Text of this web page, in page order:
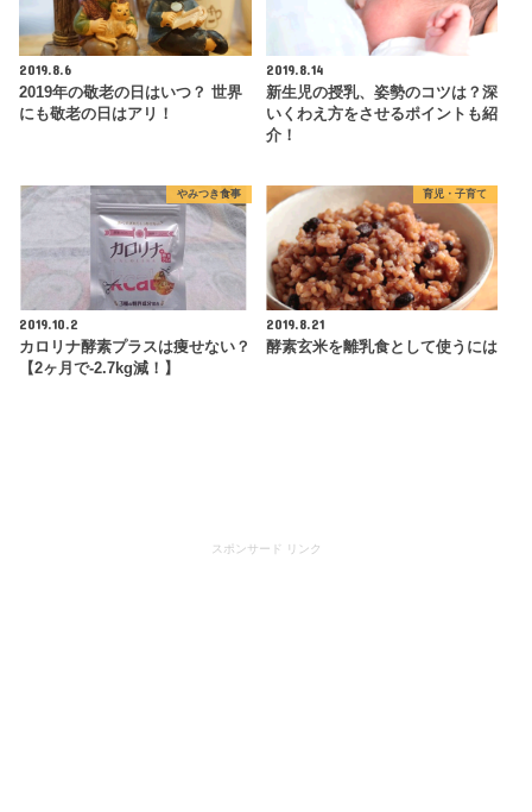
2019.8.6
2019年の敬老の日はいつ？ 世界
にも敬老の日はアリ！
2019.8.14
新生児の授乳、姿勢のコツは？深
いくわえ方をさせるポイントも紹
介！
やみつき食事
2019.10.2
カロリナ酵素プラスは痩せない？
【2ヶ月で-2.7kg減！】
育児・子育て
2019.8.21
酵素玄米を離乳食として使うには
スポンサード リンク